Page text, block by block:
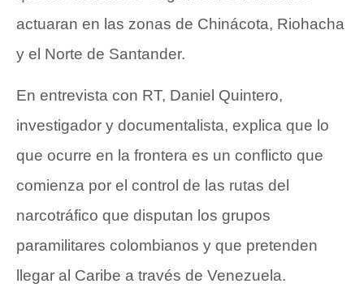
actuaran en las zonas de Chinácota, Riohacha
y el Norte de Santander.
En entrevista con RT, Daniel Quintero,
investigador y documentalista, explica que lo
que ocurre en la frontera es un conflicto que
comienza por el control de las rutas del
narcotráfico que disputan los grupos
paramilitares colombianos y que pretenden
llegar al Caribe a través de Venezuela.